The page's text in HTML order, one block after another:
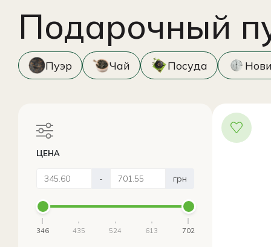
Подарочный
Пуэр Чай Посуда
ЦЕНА
- грн
346 435 524 613 702